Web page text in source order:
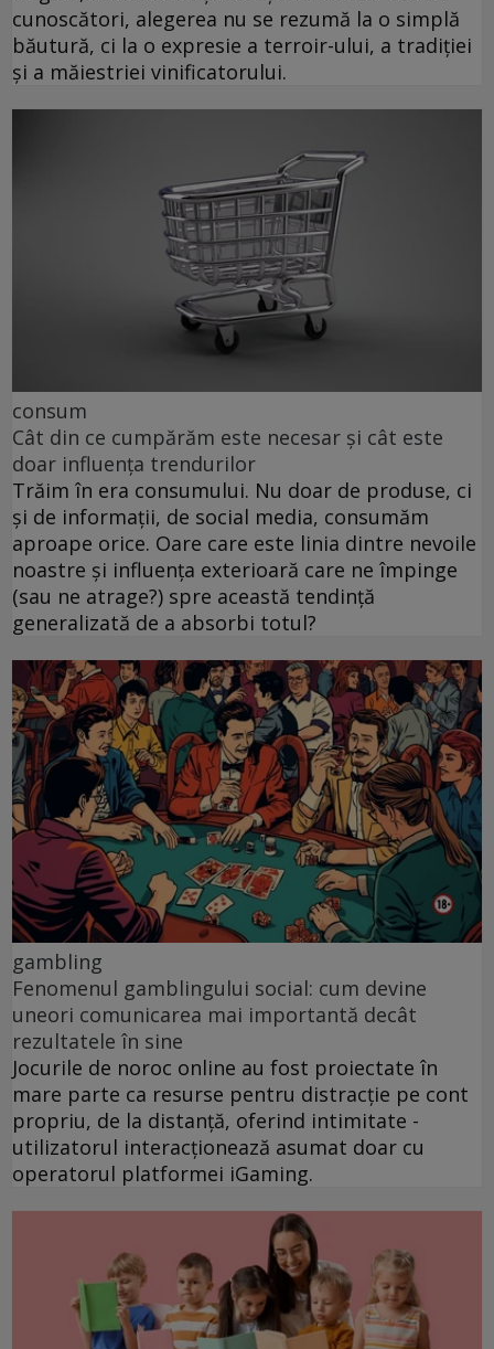
cunoscători, alegerea nu se rezumă la o simplă
băutură, ci la o expresie a terroir-ului, a tradiției
și a măiestriei vinificatorului.
consum
Cât din ce cumpărăm este necesar și cât este
doar influența trendurilor
Trăim în era consumului. Nu doar de produse, ci
și de informații, de social media, consumăm
aproape orice. Oare care este linia dintre nevoile
noastre și influența exterioară care ne împinge
(sau ne atrage?) spre această tendință
generalizată de a absorbi totul?
gambling
Fenomenul gamblingului social: cum devine
uneori comunicarea mai importantă decât
rezultatele în sine
Jocurile de noroc online au fost proiectate în
mare parte ca resurse pentru distracție pe cont
propriu, de la distanță, oferind intimitate -
utilizatorul interacționează asumat doar cu
operatorul platformei iGaming.